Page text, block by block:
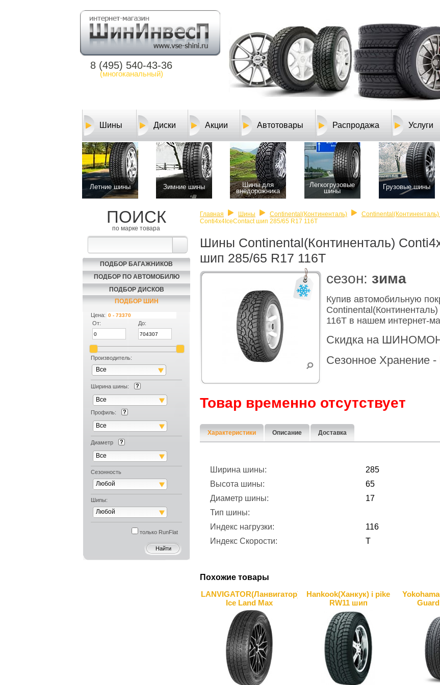
8 (495) 540-43-36
(многоканальный)
Шины Диски Акции Автотовары Распродажа Услуги
Летние шины Зимние шины
Шины для
внедорожника
Легкогрузовые
шины
Грузовые шины
ПОИСК
по марке товара
ПОДБОР БАГАЖНИКОВ
ПОДБОР ПО АВТОМОБИЛЮ
ПОДБОР ДИСКОВ
ПОДБОР ШИН
Цена:
От:
До:
Производитель:
Все
Ширина шины:
Все
Профиль:
Все
Диаметр
Все
Сезонность
Любой
Шипы:
Любой
только RunFlat
Главная Шины Continental(Континенталь)
Conti4x4IceContact шип 285/65 R17 116T
Шины Continental(Континенталь)
шип 285/65 R17 116T
cезон: зима
Купив автомобильную
116T в нашем интернет-
Скидка на
Сезонное Хранение -
Товар временно отсутствует
Характеристики Описание Доставка
Ширина шины:
285
Высота шины:
65
Диаметр шины:
17
Тип шины:
Индекс нагрузки:
116
Индекс Скорости:
T
Похожие товары
LANVIGATOR(Ланвигатор)
Ice Land Max
Hankook(Ханкук) i pike
RW11 шип